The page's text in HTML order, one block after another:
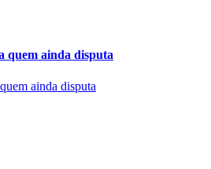
quem ainda disputa